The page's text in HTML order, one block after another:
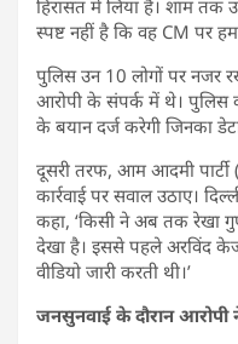
हिरासत में लिया है। शाम तक
स्पष्ट नहीं है कि वह CM पर
पुलिस उन 10 लोगों पर नजर
आरोपी के संपर्क में थे। पुलिस
के बयान दर्ज करेगी जिनका
दूसरी तरफ, आम आदमी
कार्रवाई पर सवाल उठाए।
कहा, ‘किसी ने अब तक रेखा
देखा है। इससे पहले अरविंद
वीडियो जारी करती थी।’
जनसुनवाई के दौरान आरोपी